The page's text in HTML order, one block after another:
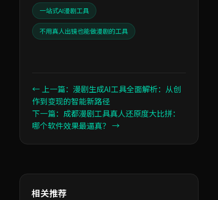
一站式AI漫剧工具
不用真人出镜也能做漫剧的工具
← 上一篇：漫剧生成AI工具全面解析：从创
作到变现的智能新路径
下一篇：成都漫剧工具真人还原度大比拼：
哪个软件效果最逼真？ →
相关推荐